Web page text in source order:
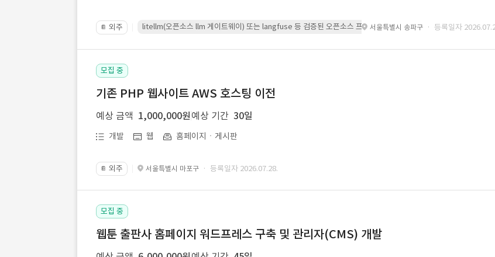
📔 외주 litellm(오픈소스 llm 게이트웨이) 또는 langfuse 등 검증된 오픈소스 프레임워크를 기반으로 시스템을 구축
서울특별시 송파구 · 등록일자
모집 중
기존 PHP 웹사이트 AWS 호스팅 이전
예상 금액 1,000,000원 예상 기간 30일
개발 웹 홈페이지ㆍ게시판
📔 외주 서울특별시 마포구 · 등록일자 2026.07.28.
모집 중
웹툰 출판사 홈페이지 워드프레스 구축 및 관리자(CMS) 개발